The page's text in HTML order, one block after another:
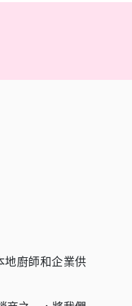
地廚師和企業供